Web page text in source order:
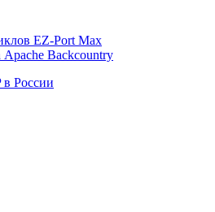
EZ-Port Max
Apache Backcountry
в России